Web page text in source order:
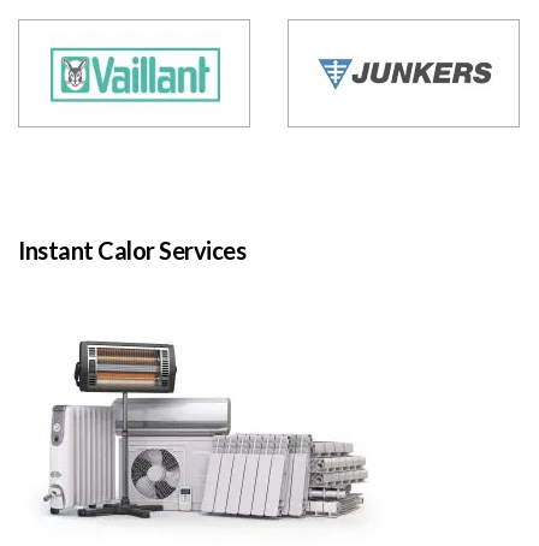
Instant Calor Services